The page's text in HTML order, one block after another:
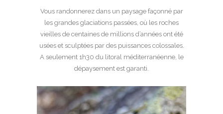
Vous randonnerez dans un paysage façonné par
les grandes glaciations passées, où les roches
vieilles de centaines de millions d’années ont été
usées et sculptées par des puissances colossales.
A seulement 1h30 du litoral méditerranéenne, le
dépaysement est garanti.